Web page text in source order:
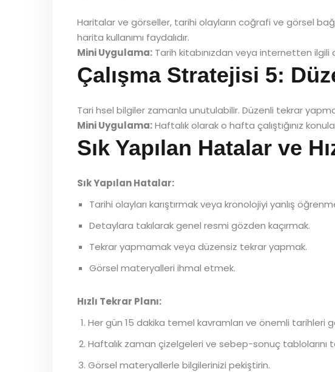
Haritalar ve görseller, tarihi olayların coğrafi ve görsel
harita kullanımı faydalıdır.
Mini Uygulama: Tarih kitabınızdan veya internetten
Çalışma Stratejisi 5:
Tari hsel bilgiler zamanla unutulabilir. Düzenli tekrar
Mini Uygulama:Haftalık olarak o hafta çalıştığınız
Sık Yapılan Hatalar ve
Sık Yapılan Hatalar:
Tarihi olayları karıştırmak veya kronolojiyi yanlış
Detaylara takılarak genel resmi gözden kaçırmak.
Tekrar yapmamak veya düzensiz tekrar yapmak.
Görsel materyalleri ihmal etmek.
Hızlı Tekrar Planı:
Her gün 15 dakika temel kavramları ve önemli tarihleri
Haftalık zaman çizelgeleri ve sebep-sonuç tablolarını
Görsel materyallerle bilgilerinizi pekiştirin.